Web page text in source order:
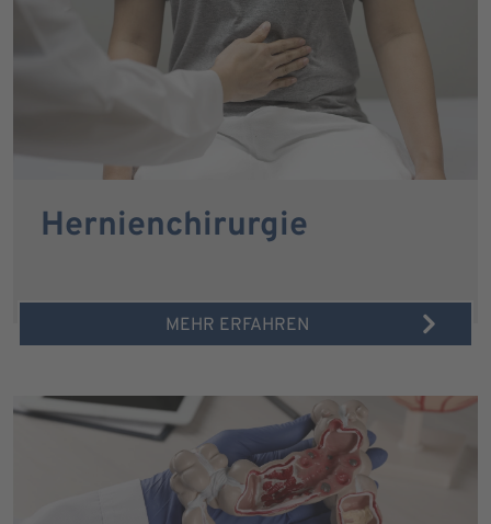
Hernienchirurgie
MEHR ERFAHREN